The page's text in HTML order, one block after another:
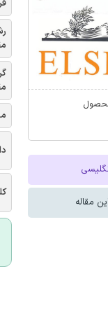
مقاله